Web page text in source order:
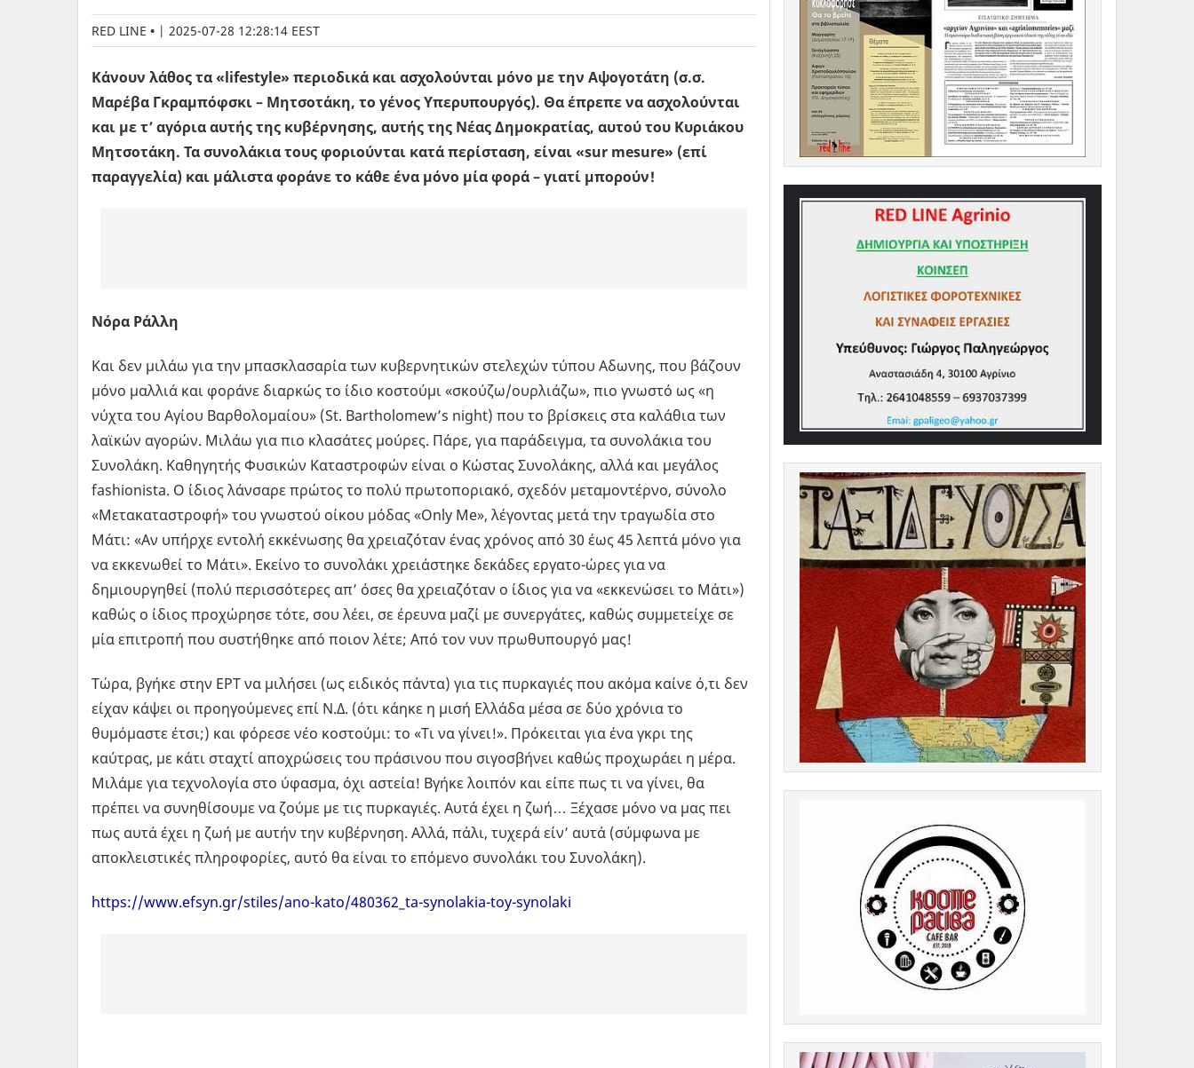
RED LINE | 2025-07-28 12:28:14 EEST
Κάνουν λάθος τα «lifestyle» περιοδικά και ασχολούνται μόνο με την Αψογοτάτη (σ.σ.
Μαρέβα Γκραμπόφσκι – Μητσοτάκη, το γένος Υπερυπουργός). Θα έπρεπε να ασχολούνται
και με τ’ αγόρια αυτής της κυβέρνησης, αυτής της Νέας Δημοκρατίας, αυτού του Κυριάκου
Μητσοτάκη. Τα συνολάκια τους φοριούνται κατά περίσταση, είναι «sur mesure» (επί
παραγγελία) και μάλιστα φοράνε το κάθε ένα μόνο μία φορά – γιατί μπορούν!
Νόρα Ράλλη
Και δεν μιλάω για την μπασκλασαρία των κυβερνητικών στελεχών τύπου Αδωνης, που βάζουν
μόνο μαλλιά και φοράνε διαρκώς το ίδιο κοστούμι «σκούζω/ουρλιάζω», πιο γνωστό ως «η
νύχτα του Αγίου Βαρθολομαίου» (St. Bartholomew’s night) που το βρίσκεις στα καλάθια των
λαϊκών αγορών. Μιλάω για πιο κλασάτες μούρες. Πάρε, για παράδειγμα, τα συνολάκια του
Συνολάκη. Καθηγητής Φυσικών Καταστροφών είναι ο Κώστας Συνολάκης, αλλά και μεγάλος
fashionista. Ο ίδιος λάνσαρε πρώτος το πολύ πρωτοποριακό, σχεδόν μεταμοντέρνο, σύνολο
«Μετακαταστροφή» του γνωστού οίκου μόδας «Only Me», λέγοντας μετά την τραγωδία στο
Μάτι: «Αν υπήρχε εντολή εκκένωσης θα χρειαζόταν ένας χρόνος από 30 έως 45 λεπτά μόνο για
να εκκενωθεί το Μάτι». Εκείνο το συνολάκι χρειάστηκε δεκάδες εργατο-ώρες για να
δημιουργηθεί (πολύ περισσότερες απ’ όσες θα χρειαζόταν ο ίδιος για να «εκκενώσει το Μάτι»)
καθώς ο ίδιος προχώρησε τότε, σου λέει, σε έρευνα μαζί με συνεργάτες, καθώς συμμετείχε σε
μία επιτροπή που συστήθηκε από ποιον λέτε; Από τον νυν πρωθυπουργό μας!
Τώρα, βγήκε στην ΕΡΤ να μιλήσει (ως ειδικός πάντα) για τις πυρκαγιές που ακόμα καίνε ό,τι δεν
είχαν κάψει οι προηγούμενες επί Ν.Δ. (ότι κάηκε η μισή Ελλάδα μέσα σε δύο χρόνια το
θυμόμαστε έτσι;) και φόρεσε νέο κοστούμι: το «Τι να γίνει!». Πρόκειται για ένα γκρι της
καύτρας, με κάτι σταχτί αποχρώσεις του πράσινου που σιγοσβήνει καθώς προχωράει η μέρα.
Μιλάμε για τεχνολογία στο ύφασμα, όχι αστεία! Βγήκε λοιπόν και είπε πως τι να γίνει, θα
πρέπει να συνηθίσουμε να ζούμε με τις πυρκαγιές. Αυτά έχει η ζωή… Ξέχασε μόνο να μας πει
πως αυτά έχει η ζωή με αυτήν την κυβέρνηση. Αλλά, πάλι, τυχερά είν’ αυτά (σύμφωνα με
αποκλειστικές πληροφορίες, αυτό θα είναι το επόμενο συνολάκι του Συνολάκη).
https://www.efsyn.gr/stiles/ano-kato/480362_ta-synolakia-toy-synolaki